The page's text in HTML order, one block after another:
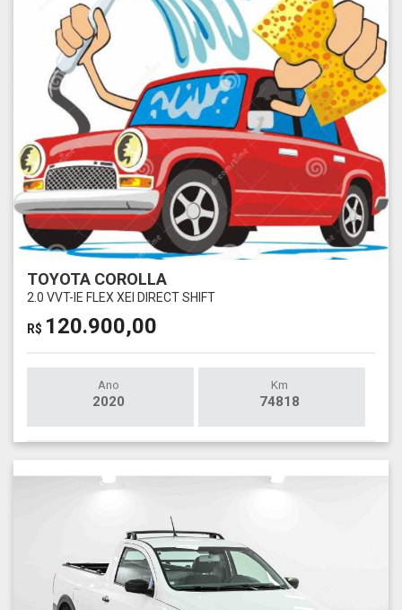
TOYOTA COROLLA
2.0 VVT-IE FLEX XEI DIRECT SHIFT
R$ 120.900,00
Ano
2020
Km
74818